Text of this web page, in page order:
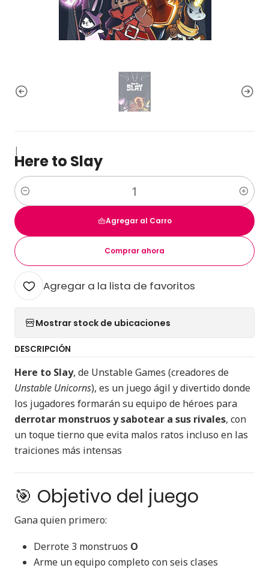
|
Here to Slay
Cantidad
Agregar al Carro
Comprar ahora
Agregar a la lista de favoritos
Mostrar stock de ubicaciones
DESCRIPCIÓN
Here to Slay, de Unstable Games (creadores de
Unstable Unicorns), es un juego ágil y divertido donde
los jugadores formarán su equipo de héroes para
derrotar monstruos y sabotear a sus rivales, con
un toque tierno que evita malos ratos incluso en las
traiciones más intensas
🎯 Objetivo del juego
Gana quien primero:
Derrote 3 monstruos O
Arme un equipo completo con seis clases